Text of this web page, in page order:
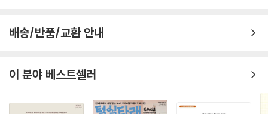
배송/반품/교환 안내
이 분야 베스트셀러